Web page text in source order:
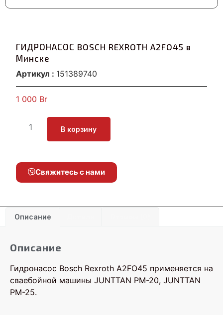
ГИДРОНАСОС BOSCH REXROTH A2FO45 в
Минске
Артикул : 151389740
1 000 Br
В корзину
Свяжитесь с нами
Описание
Описание
Гидронасос Bosch Rexroth A2FO45 применяется на
сваебойной машины JUNTTAN PM-20, JUNTTAN
PM-25.